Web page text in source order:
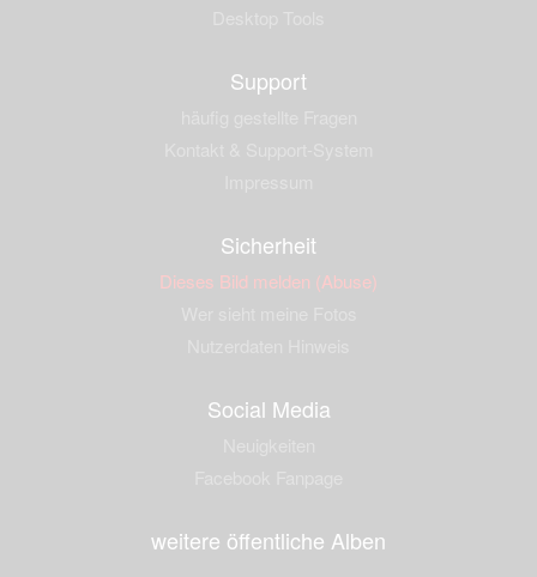
Support
Sicherheit
Dieses Bild melden (Abuse)
Social Media
weitere öffentliche Alben